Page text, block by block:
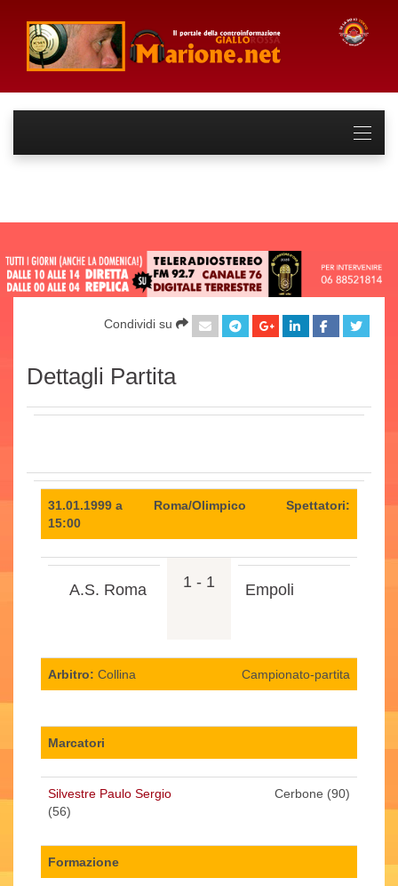
Condividi su
Dettagli Partita
31.01.1999 a
15:00
Roma/Olimpico Spettatori:
A.S. Roma 1 - 1 Empoli
Arbitro: Collina Campionato-partita
Marcatori
Silvestre Paulo Sergio
(56)
Cerbone (90)
Formazione